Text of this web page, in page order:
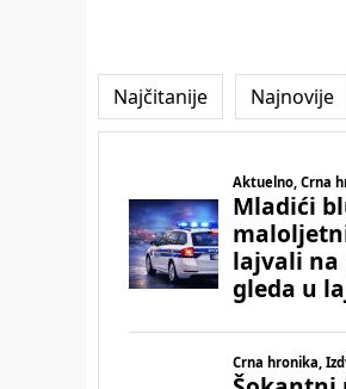
Najčitanije Najnovije